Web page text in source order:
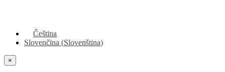
Čeština
Slovenčina (Slovenština)
×